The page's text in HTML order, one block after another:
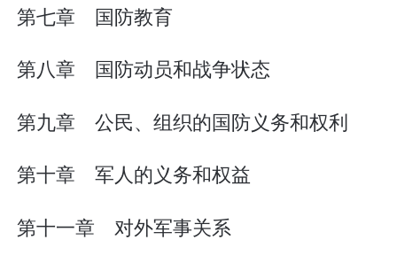
第七章 国防教育
第八章 国防动员和战争状态
第九章 公民、组织的国防义务和权利
第十章 军人的义务和权益
第十一章 对外军事关系